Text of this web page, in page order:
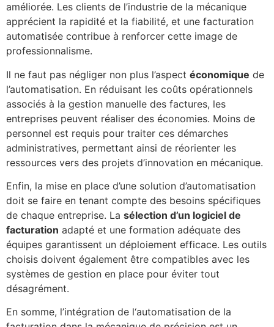
améliorée. Les clients de l’industrie de la mécanique
apprécient la rapidité et la fiabilité, et une facturation
automatisée contribue à renforcer cette image de
professionnalisme.
Il ne faut pas négliger non plus l’aspect économique de
l’automatisation. En réduisant les coûts opérationnels
associés à la gestion manuelle des factures, les
entreprises peuvent réaliser des économies. Moins de
personnel est requis pour traiter ces démarches
administratives, permettant ainsi de réorienter les
ressources vers des projets d’innovation en mécanique.
Enfin, la mise en place d’une solution d’automatisation
doit se faire en tenant compte des besoins spécifiques
de chaque entreprise. La sélection d’un logiciel de
facturation adapté et une formation adéquate des
équipes garantissent un déploiement efficace. Les outils
choisis doivent également être compatibles avec les
systèmes de gestion en place pour éviter tout
désagrément.
En somme, l’intégration de l‘automatisation de la